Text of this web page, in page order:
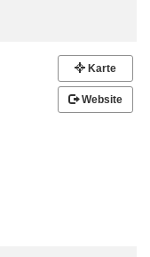
Karte
Website